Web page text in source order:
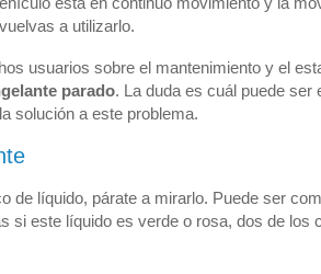
a utilizarlo.
usuarios sobre el mantenimiento y el
parado. La duda es cuál puede ser
solución a este problema.
de líquido, párate a mirarlo. Puede ser
si este líquido es verde o rosa, dos de los